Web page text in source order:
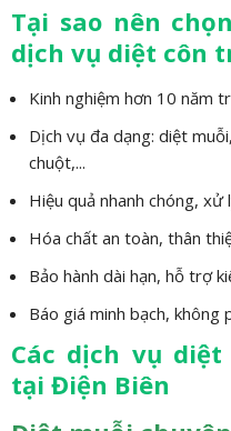
Tại sao nên
dịch vụ diệt côn
Kinh nghiệm hơn 10 năm
Dịch vụ đa dạng: diệt
chuột,...
Hiệu quả nhanh chóng,
Hóa chất an toàn, thân
Bảo hành dài hạn, hỗ trợ
Báo giá minh bạch, không
Các dịch vụ
tại Điện Biên